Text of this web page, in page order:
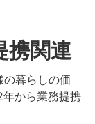
携関連
の暮らしの価
から業務提携